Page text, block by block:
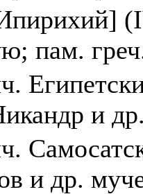
пам.
и
и др.